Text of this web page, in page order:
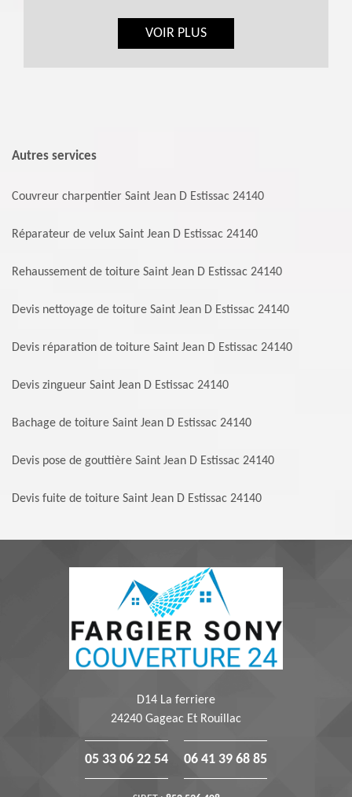
VOIR PLUS
Autres services
Couvreur charpentier Saint Jean D Estissac 24140
Réparateur de velux Saint Jean D Estissac 24140
Rehaussement de toiture Saint Jean D Estissac 24140
Devis nettoyage de toiture Saint Jean D Estissac 24140
Devis réparation de toiture Saint Jean D Estissac 24140
Devis zingueur Saint Jean D Estissac 24140
Bachage de toiture Saint Jean D Estissac 24140
Devis pose de gouttière Saint Jean D Estissac 24140
Devis fuite de toiture Saint Jean D Estissac 24140
D14 La ferriere
24240 Gageac Et Rouillac
05 33 06 22 54 06 41 39 68 85